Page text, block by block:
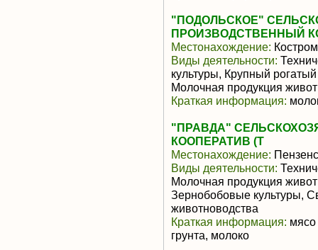
"ПОДОЛЬСКОЕ"
ПРОИЗВОДСТВЕННЫЙ
Местонахождение:
Виды деятельности:
культуры, Крупный
Молочная продукция
Краткая информация:
"ПРАВДА"
КООПЕРАТИВ (Т
Местонахождение:
Виды деятельности:
Молочная продукция
Зернобобовые культуры,
животноводства
Краткая информация: мясо
грунта, молоко